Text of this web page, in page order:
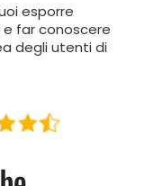
esporre
far conoscere
degli utenti di